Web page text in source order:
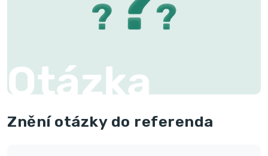
Otázka
Znění otázky do referenda